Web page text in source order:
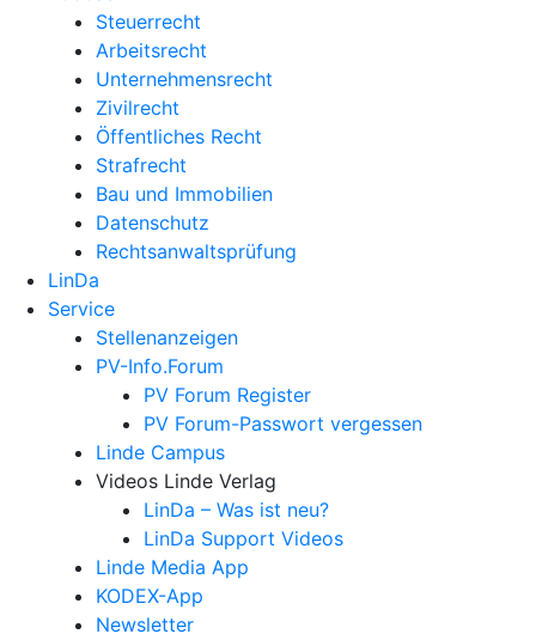
Steuerrecht
Arbeitsrecht
Unternehmens­recht
Zivilrecht
Öffentliches Recht
Strafrecht
Bau und Immobilien
Datenschutz
Rechtsanwalts­prüfung
LinDa
Service
Stellenanzeigen
PV-Info.Forum
PV Forum Register
PV Forum-Passwort vergessen
Linde Campus
Videos Linde Verlag
LinDa – Was ist neu?
LinDa Support Videos
Linde Media App
KODEX-App
Newsletter